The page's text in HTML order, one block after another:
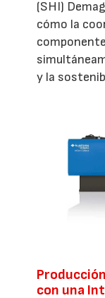
(SHI)
cómo la
y la
con una